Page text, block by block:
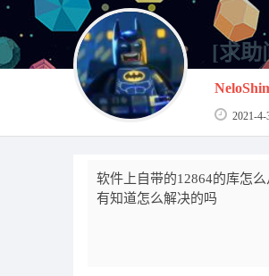
[求助
2021-4-
软件上自带的12864的库怎
有知道怎么解决的吗